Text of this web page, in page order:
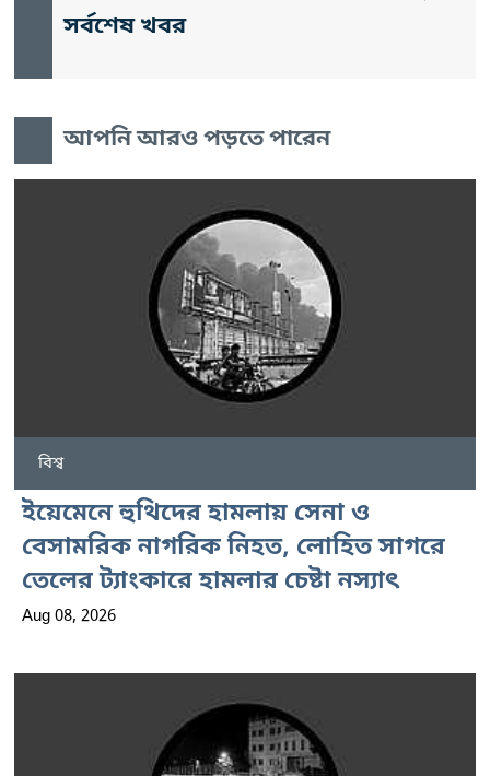
সর্বশেষ খবর
আপনি আরও পড়তে পারেন
বিশ্ব
ইয়েমেনে হুথিদের হামলায় সেনা ও
বেসামরিক নাগরিক নিহত, লোহিত সাগরে
তেলের ট্যাংকারে হামলার চেষ্টা নস্যাৎ
Aug 08, 2026